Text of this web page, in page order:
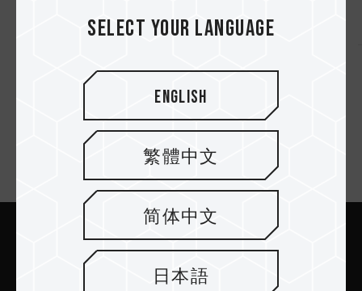
Suscríbete al boletín
Enviar
Select your language
English
繁體中文
简体中文
日本語